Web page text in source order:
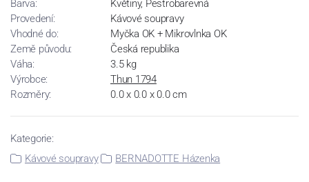
Barva:
Květiny, Pestrobarevná
Provedení:
Kávové soupravy
Vhodné do:
Myčka OK + Mikrovlnka OK
Země původu:
Česká republika
Váha:
3.5 kg
Výrobce:
Thun 1794
Rozměry:
0.0 x 0.0 x 0.0 cm
Kategorie:
Kávové soupravy
BERNADOTTE Házenka